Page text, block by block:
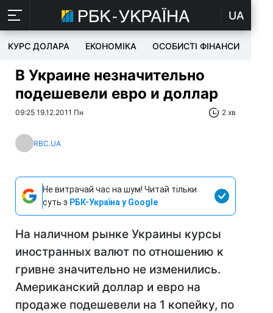
UA
КУРС ДОЛАРА ЕКОНОМІКА ОСОБИСТІ ФІНАНСИ
В Украине незначительно
подешевели евро и доллар
09:25 19.12.2011 Пн 2 хв
RBC.UA
Не витрачай час на шум! Читай тільки
суть з РБК-Україна у Google
На наличном рынке Украины курсы
иностранных валют по отношению к
гривне значительно не изменились.
Американский доллар и евро на
продаже подешевели на 1 копейку, по